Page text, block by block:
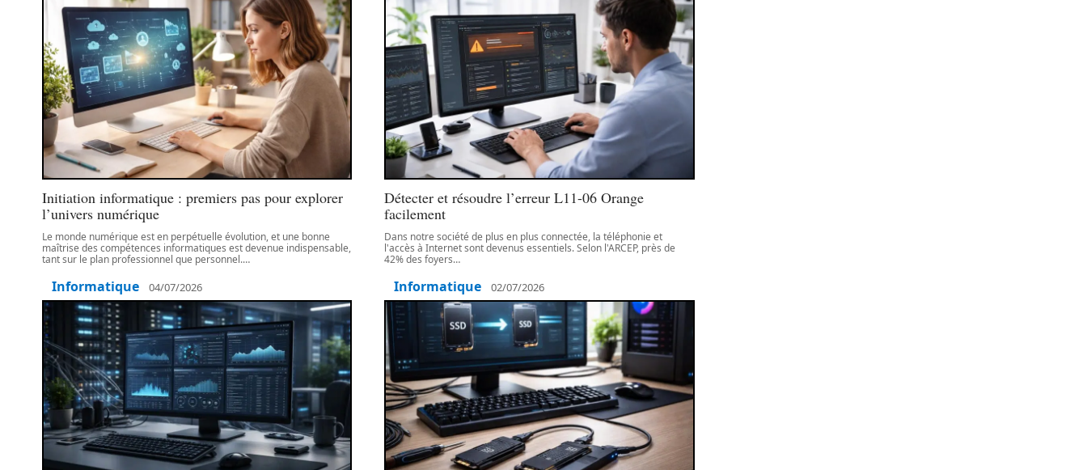
Initiation informatique : premiers pas pour explorer
l’univers numérique
Le monde numérique est en perpétuelle évolution, et une bonne
maîtrise des compétences informatiques est devenue indispensable,
tant sur le plan professionnel que personnel.…
Informatique 04/07/2026
Détecter et résoudre l’erreur L11-06 Orange
facilement
Dans notre société de plus en plus connectée, la téléphonie et
l'accès à Internet sont devenus essentiels. Selon l'ARCEP, près de
42% des foyers…
Informatique 02/07/2026